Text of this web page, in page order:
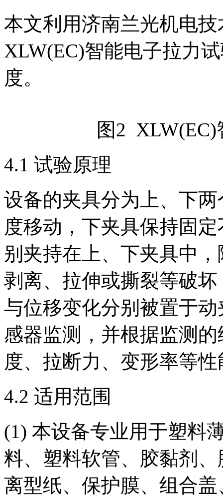
本文利用济南兰光机电
XLW(EC)智能电子拉力
度。
图2
4.1 试验原理
设备的夹具分为上、下
度移动，下夹具保持固
别夹持在上、下夹具中
剥离、拉伸或撕裂等破
与位移变化分别被置于
感器监测，并根据监测
度、拉断力、变形率等性
4.2 适用范围
(1) 本设备专业用于塑料
料、塑料软管、胶黏剂
离型纸、保护膜、组合